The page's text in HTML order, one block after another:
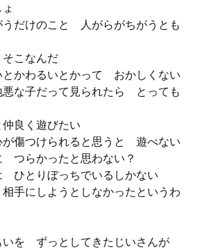
だけのこと 人がらがちがうとも
こなんだ
かわるいとかって おかしくない
な子だって見られたら とっても
良く遊びたい
傷つけられると思うと 遊べない
つらかったと思わない？
ひとりぼっちでいるしかない
にしようとしなかったというわ
いを ずっとしてきたじいさんが